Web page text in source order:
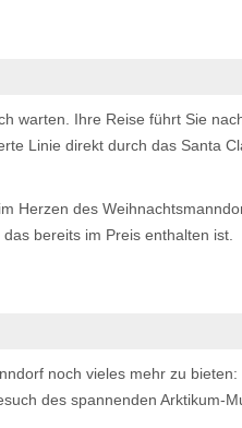
warten. Ihre Reise führt Sie
Linie direkt durch das Santa
Herzen des
bereits im Preis enthalten ist.
noch vieles mehr zu
des spannenden Arktikum-